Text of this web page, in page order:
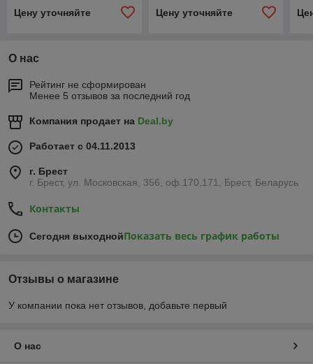
Цену уточняйте
Цену уточняйте
О нас
Рейтинг не сформирован
Менее 5 отзывов за последний год
Компания продает на Deal.by
Работает с 04.11.2013
г. Брест
г. Брест, ул. Московская, 356, оф.170,171, Брест, Беларусь
Контакты
Сегодня выходнойПоказать весь график работы
Отзывы о магазине
У компании пока нет отзывов, добавьте первый
О нас